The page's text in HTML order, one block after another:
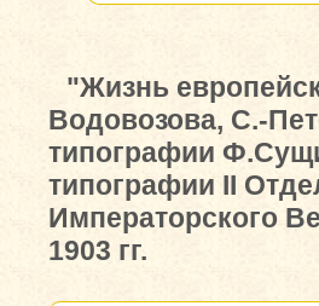
"Жизнь
Водовозова, С.-
типографии
типографии II
Императорского
1903 гг.